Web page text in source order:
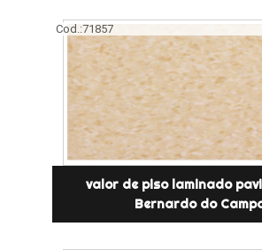
Cod.:71857
valor de piso laminado
Bernardo do